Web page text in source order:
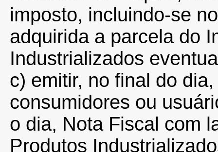
imposto, incluindo-se
adquirida a parcela do
Industrializados
c) emitir, no final do
consumidores ou
o dia, Nota Fiscal com
Produtos